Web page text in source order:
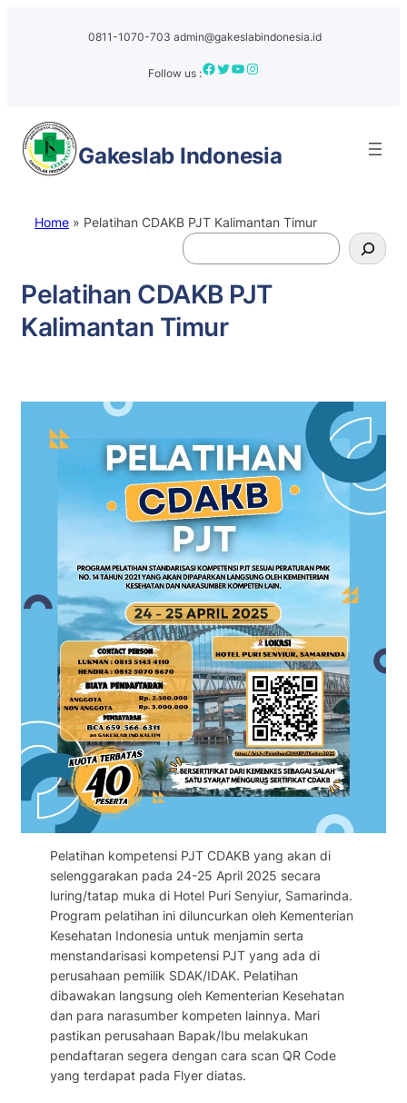
0811-1070-703 admin@gakeslabindonesia.id
Follow us :Facebook Twitter YouTube Instagram
Gakeslab Indonesia
Home » Pelatihan CDAKB PJT Kalimantan Timur
S
e
a
r
c
h
Pelatihan CDAKB PJT
Kalimantan Timur
Pelatihan kompetensi PJT CDAKB yang akan di
selenggarakan pada 24-25 April 2025 secara
luring/tatap muka di Hotel Puri Senyiur, Samarinda.
Program pelatihan ini diluncurkan oleh Kementerian
Kesehatan Indonesia untuk menjamin serta
menstandarisasi kompetensi PJT yang ada di
perusahaan pemilik SDAK/IDAK. Pelatihan
dibawakan langsung oleh Kementerian Kesehatan
dan para narasumber kompeten lainnya. Mari
pastikan perusahaan Bapak/Ibu melakukan
pendaftaran segera dengan cara scan QR Code
yang terdapat pada Flyer diatas.